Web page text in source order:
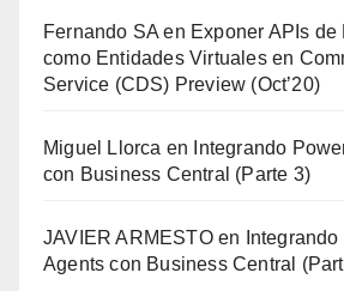
Fernando SA en Exponer APIs de
como Entidades Virtuales en
Service (CDS) Preview (Oct’20)
Miguel Llorca en
Integrando
con Business Central (Parte 3)
JAVIER ARMESTOen
Agents con Business Central